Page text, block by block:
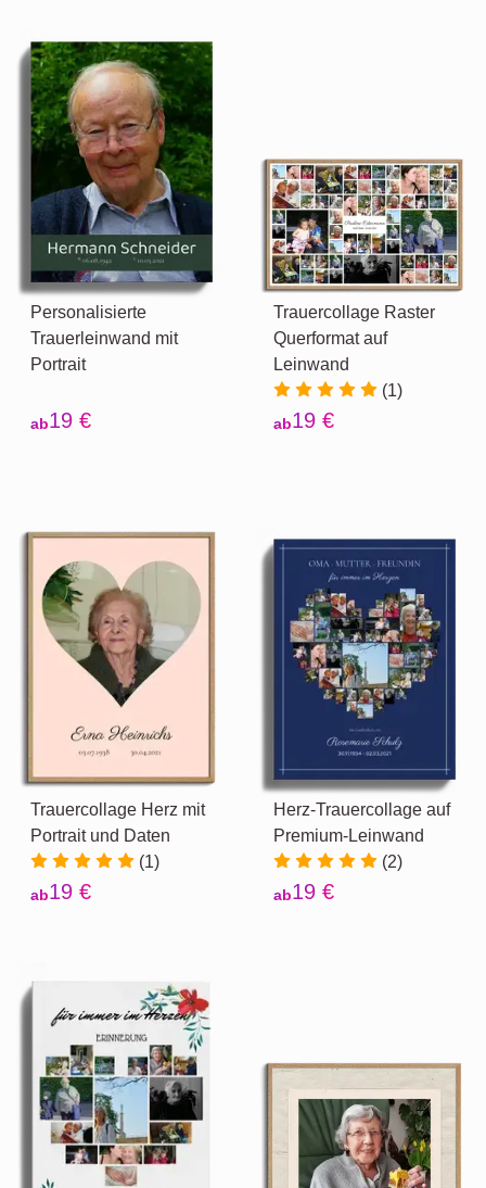
Personalisierte
Trauerleinwand mit
Portrait
ab19 €
Trauercollage Raster
Querformat auf
Leinwand
(1)
ab19 €
Trauercollage Herz mit
Portrait und Daten
(1)
ab19 €
Herz-Trauercollage auf
Premium-Leinwand
(2)
ab19 €